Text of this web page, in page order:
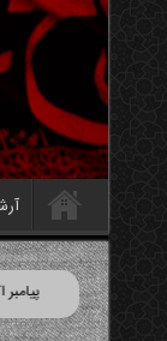
پیامبر اکرم (ص):